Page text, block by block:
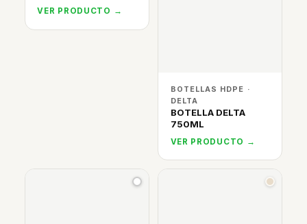
VER PRODUCTO →
BOTELLAS HDPE ·
DELTA
BOTELLA DELTA
750ML
VER PRODUCTO →